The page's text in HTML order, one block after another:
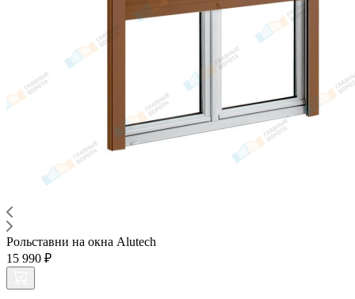
Рольставни на окна Alutech
15 990 ₽